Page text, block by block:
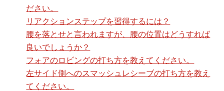
ださい。
リアクションステップを習得するには？
腰を落とせと言われますが、腰の位置はどうすれば
良いでしょうか？
フォアのロビングの打ち方を教えてください。
左サイド側へのスマッシュレシーブの打ち方を教え
てください。